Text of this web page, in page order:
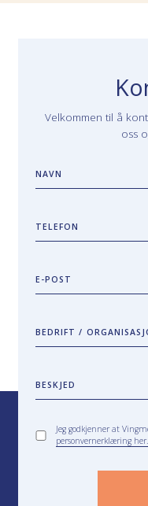
Velkommen til å
oss
NAVN
TELEFON
E-POST
BEDRIFT /
BESKJED
Jeg godkjenner at
personvernerklæring her.